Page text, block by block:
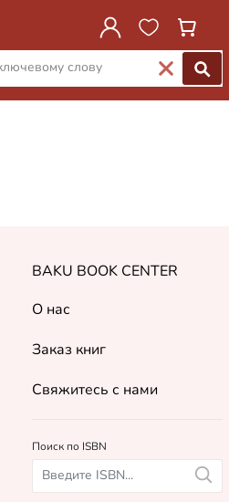
BAKU BOOK CENTER
О нас
Заказ книг
Свяжитесь с нами
Поиск по ISBN